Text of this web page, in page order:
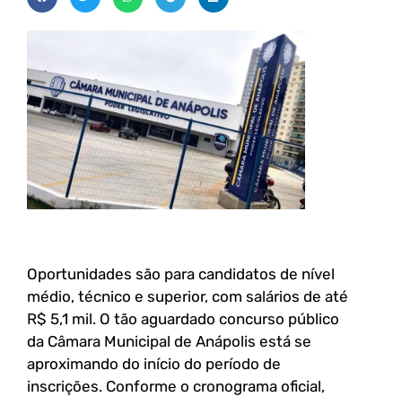
Oportunidades são para candidatos de nível
médio, técnico e superior, com salários de até
R$ 5,1 mil. O tão aguardado concurso público
da Câmara Municipal de Anápolis está se
aproximando do início do período de
inscrições. Conforme o cronograma oficial,